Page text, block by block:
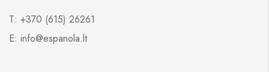
T: +370 (615) 26261
E: info@espanola.lt